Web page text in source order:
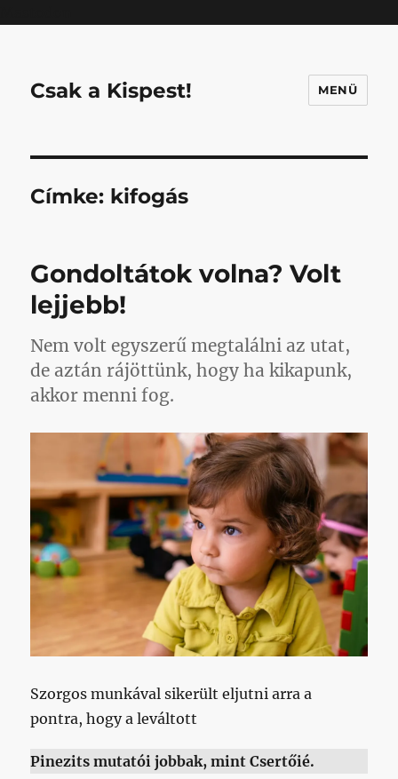
Csak a Kispest! MENÜ
Címke: kifogás
Gondoltátok volna? Volt
lejjebb!
Nem volt egyszerű megtalálni az utat,
de aztán rájöttünk, hogy ha kikapunk,
akkor menni fog.
Szorgos munkával sikerült eljutni arra a
pontra, hogy a leváltott
Pinezits mutatói jobbak, mint Csertőié.